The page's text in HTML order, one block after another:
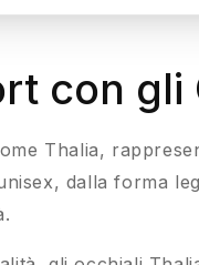
con
Thalia,
dalla forma